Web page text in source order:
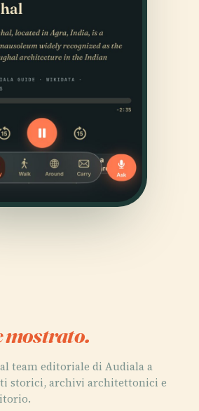
mostrato.
team editoriale di Audiala a
storici, archivi architettonici e